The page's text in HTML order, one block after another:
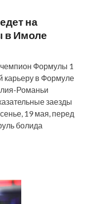
на
в Имоле
Формулы 1
карьеру в Формуле
Романьи
заезды
19 мая, перед
болида